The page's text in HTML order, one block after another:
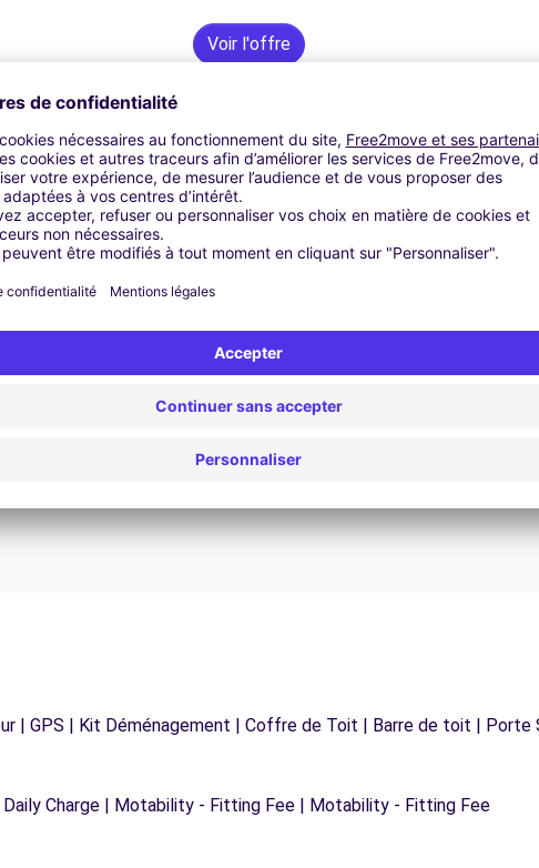
Voir l'offre
Assistance 24h/24 et 7j/7
Un problème sur la route ? Notre service
vous garantir un voyage sans interruption.
De
| GPS | Kit Déménagement | Coffre de Toit | Barre de toit | Porte
Charge | Motability - Fitting Fee | Motability - Fitting Fee